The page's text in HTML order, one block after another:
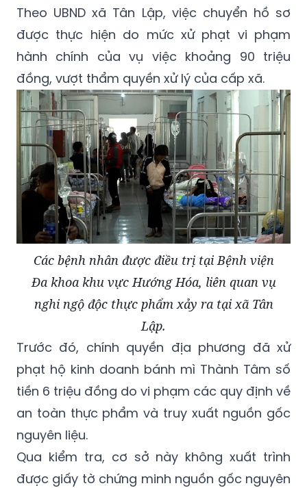
Theo UBND xã Tân Lập, việc chuyển hồ sơ
được thực hiện do mức xử phạt vi phạm
hành chính của vụ việc khoảng 90 triệu
đồng, vượt thẩm quyền xử lý của cấp xã.
Các bệnh nhân được điều trị tại Bệnh viện
Đa khoa khu vực Hướng Hóa, liên quan vụ
nghi ngộ độc thực phẩm xảy ra tại xã Tân
Lập.
Trước đó, chính quyền địa phương đã xử
phạt hộ kinh doanh bánh mì Thành Tâm số
tiền 6 triệu đồng do vi phạm các quy định về
an toàn thực phẩm và truy xuất nguồn gốc
nguyên liệu.
Qua kiểm tra, cơ sở này không xuất trình
được giấy tờ chứng minh nguồn gốc nguyên